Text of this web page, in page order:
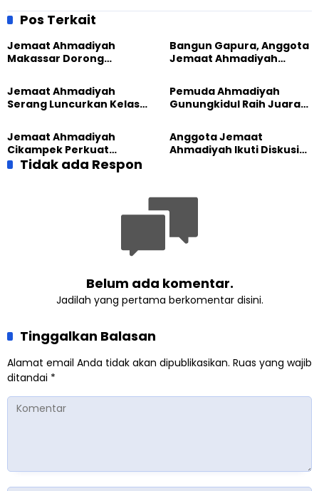
Pos Terkait
Jemaat Ahmadiyah
Makassar Dorong
Lewat Edukasi Ekoteologi
Bangun Gapura, Anggota
Jemaat Ahmadiyah
Sambut HUT RI ke-81
Jemaat Ahmadiyah
Serang Luncurkan Kelas
Generasi Unggul
Pemuda Ahmadiyah
Gunungkidul Raih Juara
Jemaat Ahmadiyah
Cikampek Perkuat
Komitmen Bangun Masjid
Anggota Jemaat
Ahmadiyah Ikuti Diskusi
Tidak ada Respon
Belum ada komentar.
Jadilah yang pertama berkomentar disini.
Tinggalkan Balasan
Alamat email Anda tidak akan dipublikasikan. Ruas yang wajib
ditandai *